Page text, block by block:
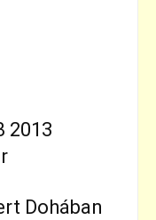
2013
Dohában